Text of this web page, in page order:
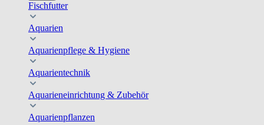
Fischfutter
Aquarien
Aquarienpflege & Hygiene
Aquarientechnik
Aquarieneinrichtung & Zubehör
Aquarienpflanzen